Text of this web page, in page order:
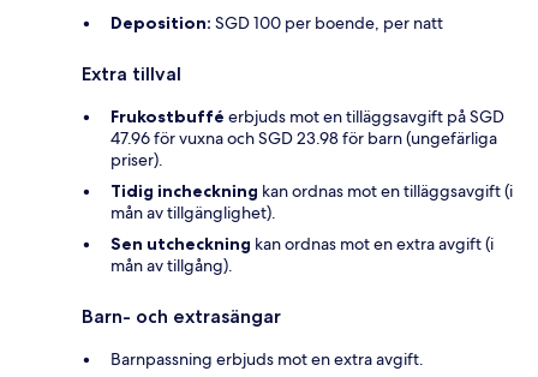
Deposition: SGD 100 per boende, per natt
Extra tillval
Frukostbuffé erbjuds mot en tilläggsavgift på SGD
47.96 för vuxna och SGD 23.98 för barn (ungefärliga
priser).
Tidig incheckning kan ordnas mot en tilläggsavgift (i
mån av tillgänglighet).
Sen utcheckning kan ordnas mot en extra avgift (i
mån av tillgång).
Barn- och extrasängar
Barnpassning erbjuds mot en extra avgift.